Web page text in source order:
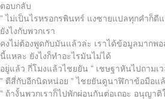
ตอบกลับ
” ไม่เป็นไรหรอกรพินทร์ แงซายแปลทุกคำก็ดี
ยังไงกับพวกเรา
คงไม่ต้องพูดกับมันแล้วล่ะ เราได้ข้อมูลมากพ
นี้แหละ ยังไงก็ทำอะไรมันไม่ได้
อยู่แล้ว กี่โมงแล้วไชยยัน ” เชษฐาหันไปถามเ
” ตีสี่กับอีกนิดหน่อย ” ไชยยันดูนาฬิกาข้อมือแ
” ถ้างั้นพวกเราก็ไปพักผ่อนกันต่อเถอะ อนุญา